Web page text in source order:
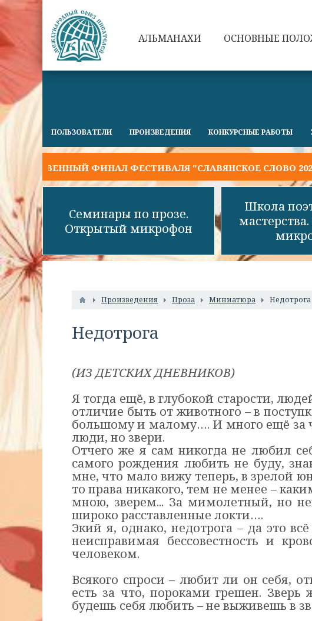
АЛЬМАНАХИ ОСНОВНЫЕ
ПОЛЬЗОВАТЕЛИ ПРОИЗВЕДЕНИЯ КОНКУРСНЫЕ РАБОТЫ
ФИНАЛ ФЕСТИВАЛЯ "СЛАВЯНСКОЕ СЛОВО 2026"
Семинары по прозе.
Открытый микрофон
Школа
Произведения Проза Миниатюра Недотрога
Недотрога
(ИЗ ДЕТСКИХ ДНЕВНИКОВ)
Я тогда ещё, в глубокой старости,
отличие быть от животного – в
большому и малому…. И много ещё за
люди, но звери.
Отчего же я сам никогда не любил
самого рождения любить не буду,
мне, что мало вижу теперь, в зрелой
то права никакого, тем не менее –
мною, зверем... За мимолетный, но
широко расставленные локти….
Экий я, однако, недотрога – да это
неисправимая бессовестность и
человеком.
Всякого спроси – любит ли он себя,
есть за что, пороками грешен.
будешь себя любить – не выживешь в